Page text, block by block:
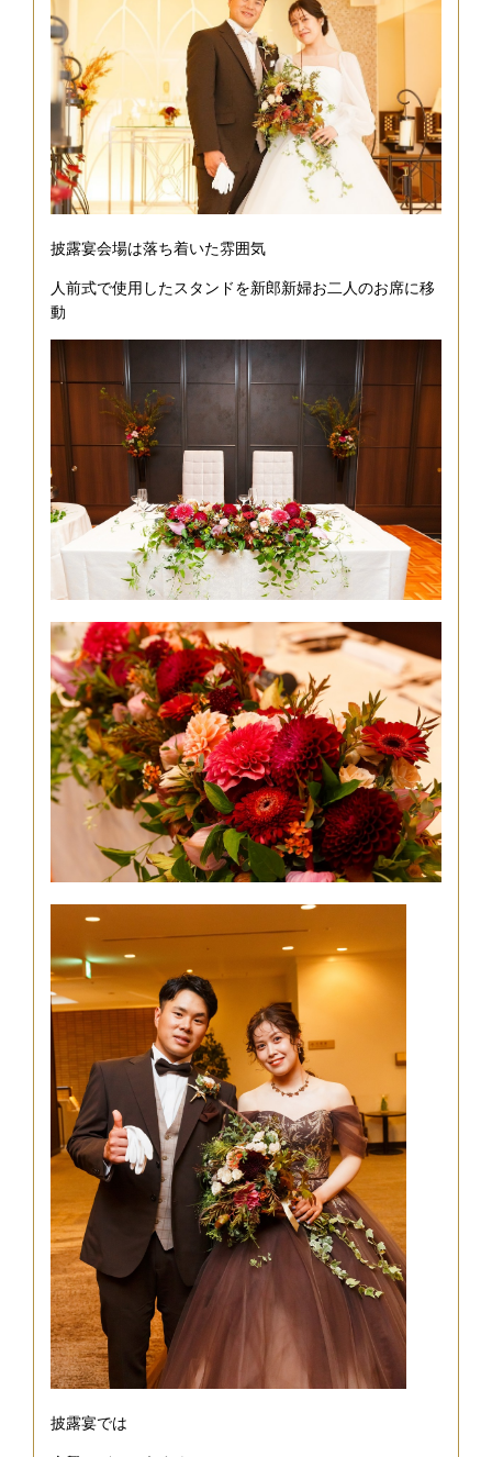
披露宴会場は落ち着いた雰囲気
人前式で使用したスタンドを新郎新婦お二人のお席に移
動
披露宴では